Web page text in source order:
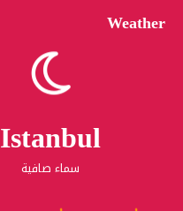
Weather
Istanbul
سماء صافية